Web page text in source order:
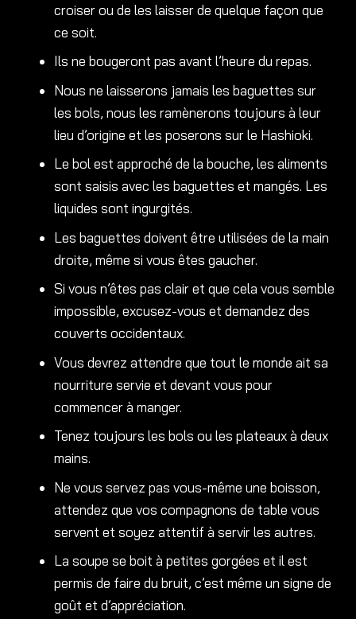
croiser ou de les laisser de quelque façon que
ce soit.
Ils ne bougeront pas avant l’heure du repas.
Nous ne laisserons jamais les baguettes sur
les bols, nous les ramènerons toujours à leur
lieu d’origine et les poserons sur le Hashioki.
Le bol est approché de la bouche, les aliments
sont saisis avec les baguettes et mangés. Les
liquides sont ingurgités.
Les baguettes doivent être utilisées de la main
droite, même si vous êtes gaucher.
Si vous n’êtes pas clair et que cela vous semble
impossible, excusez-vous et demandez des
couverts occidentaux.
Vous devrez attendre que tout le monde ait sa
nourriture servie et devant vous pour
commencer à manger.
Tenez toujours les bols ou les plateaux à deux
mains.
Ne vous servez pas vous-même une boisson,
attendez que vos compagnons de table vous
servent et soyez attentif à servir les autres.
La soupe se boit à petites gorgées et il est
permis de faire du bruit, c’est même un signe de
goût et d’appréciation.